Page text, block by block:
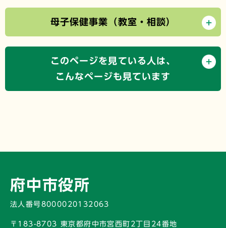
母子保健事業（教室・相談）
このページを見ている人は、
こんなページも見ています
府中市役所
法人番号8000020132063
〒183-8703 東京都府中市宮西町2丁目24番地